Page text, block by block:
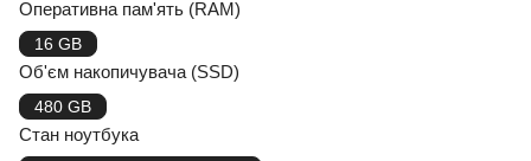
Оперативна пам'ять (RAM)
16 GB
Об'єм накопичувача (SSD)
480 GB
Стан ноутбука